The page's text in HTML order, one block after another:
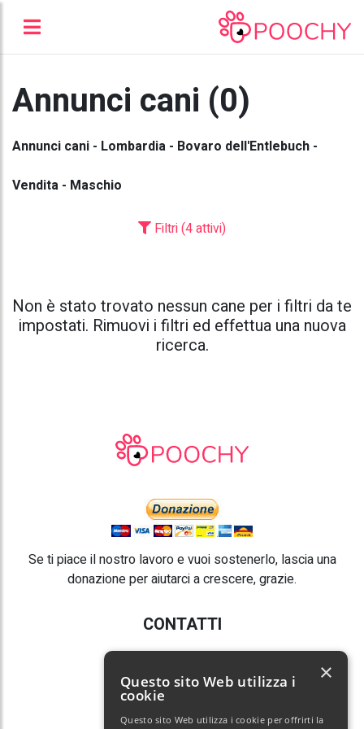
Annunci cani (0)
Annunci cani - Lombardia - Bovaro dell'Entlebuch -
Vendita - Maschio
Filtri (4 attivi)
Non è stato trovato nessun cane per i filtri da te
impostati. Rimuovi i filtri ed effettua una nuova
ricerca.
Se ti piace il nostro lavoro e vuoi sostenerlo, lascia una
donazione per aiutarci a crescere, grazie.
CONTATTI
E-mail:info@poochy.it
Questo sito Web utilizza i
cookie
Questo sito Web utilizza i cookie per offrirti la
×